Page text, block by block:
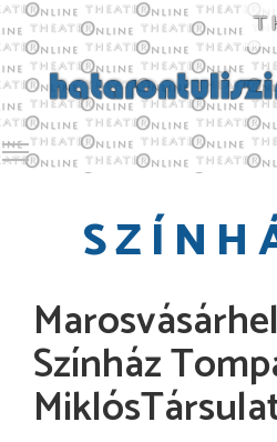
Toggle main menu visibility
Színház